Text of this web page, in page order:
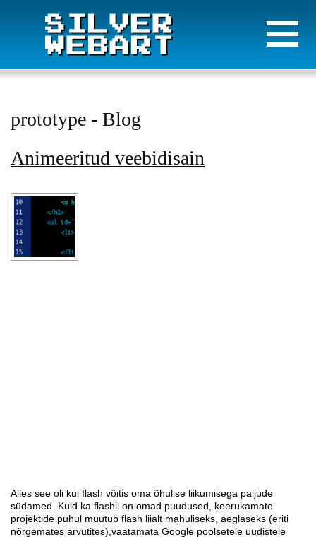
prototype - Blog
Animeeritud veebidisain
Alles see oli kui flash võitis oma õhulise liikumisega paljude
südamed. Kuid ka flashil on omad puudused, keerukamate
projektide puhul muutub flash liialt mahuliseks, aeglaseks (eriti
nõrgemates arvutites),vaatamata Google poolsetele uudistele